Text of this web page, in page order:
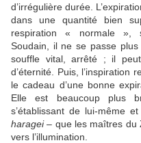
d’irrégulière durée.
dans une quantité bien
respiration « normale »,
Soudain, il ne se passe
souffle vital, arrêté ; il
d’éternité. Puis, l’inspiration
le cadeau d’une bonne
Elle est beaucoup plus
s’établissant de lui-même
haragei– que les maîtres du
vers l’illumination.